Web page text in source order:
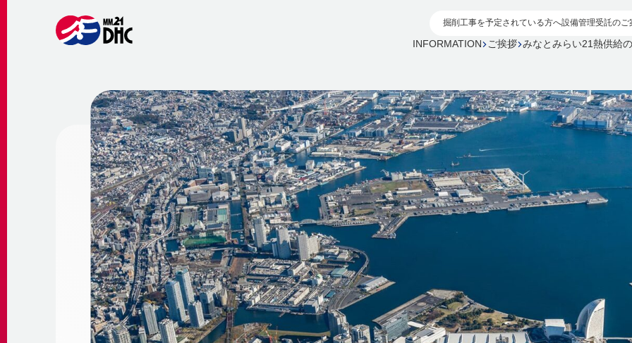
掘削工事を予定されている方へ設備管理受託のご
INFORMATION ご挨拶 みなとみらい21熱供給